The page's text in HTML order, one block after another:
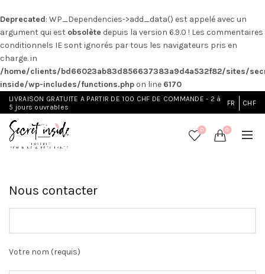
Deprecated: WP_Dependencies->add_data() est appelé avec un
argument qui est obsolète depuis la version 6.9.0 ! Les commentaires
conditionnels IE sont ignorés par tous les navigateurs pris en
charge. in
/home/clients/bd66023ab83d856637383a9d4a532f82/sites/
inside/wp-includes/functions.php on line 6170
LIVRAISON GRATUITE A PARTIR DE 100 CHF DE COMMANDE - 2 à
5 jours ouvrables
FR CHF
0 0
Nous contacter
Votre nom (requis)